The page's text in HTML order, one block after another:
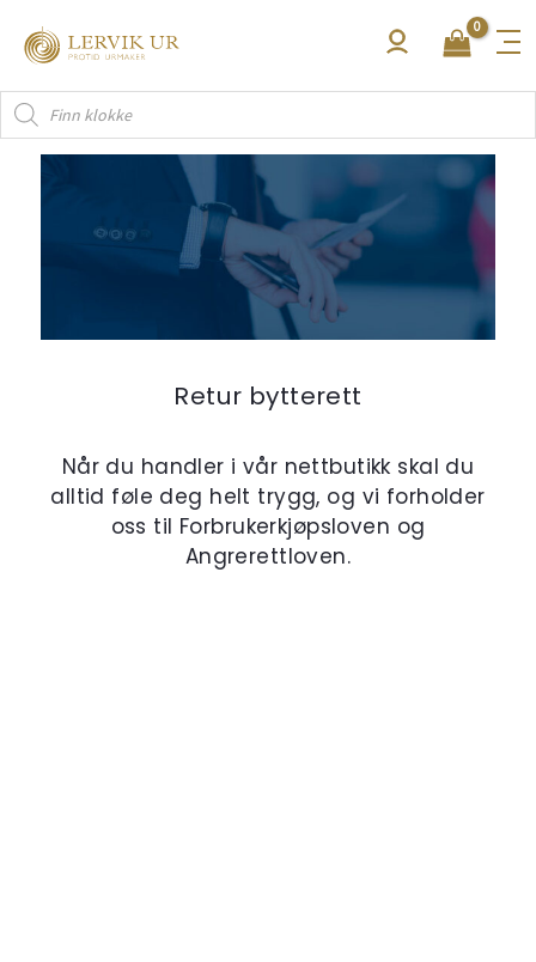
rett
innholdet
Products
search
Retur bytterett
Når du handler i vår nettbutikk skal du
alltid føle deg helt trygg, og vi forholder
oss til Forbrukerkjøpsloven og
Angrerettloven.